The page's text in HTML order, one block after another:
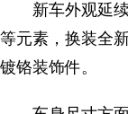
新车外观延
等元素，换装全
镀铬装饰件。